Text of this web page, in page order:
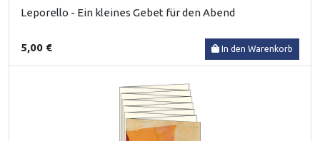
Leporello - Ein kleines Gebet für den Abend
5,00 € In den Warenkorb